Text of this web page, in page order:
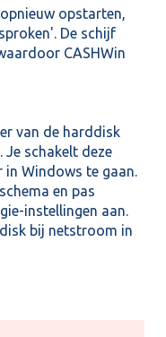
opstarten,
De schijf
CASHWin
van de harddisk
schakelt deze
in Windows te gaan.
en pas
instellingen aan.
bij netstroom in